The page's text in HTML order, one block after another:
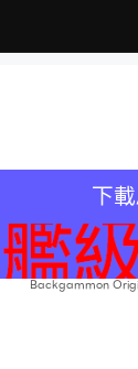
下
Backgammon